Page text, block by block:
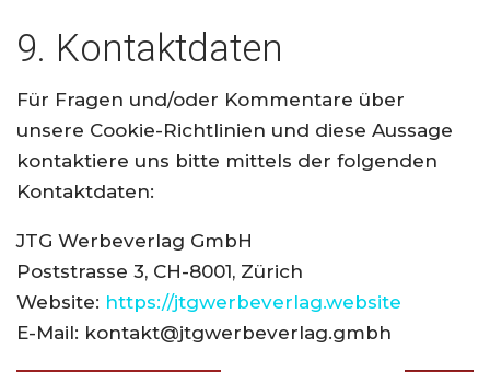
9. Kontaktdaten
Für Fragen und/oder Kommentare über
unsere Cookie-Richtlinien und diese Aussage
kontaktiere uns bitte mittels der folgenden
Kontaktdaten:
JTG Werbeverlag GmbH
Poststrasse 3, CH-8001, Zürich
Website: https://jtgwerbeverlag.website
E-Mail: kontakt@jtgwerbeverlag.gmbh